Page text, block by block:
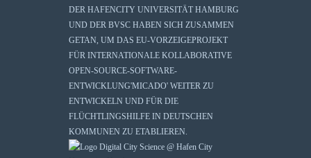
DER HAFENCITY UNIVERSITÄT HAMBURG
UND DER BVSC HABEN SICH ZUSAMMEN
GETAN, UM DAS EU-VORZEIGEPROJEKT
FÜR INTERNATIONALE KOLLABORATIVE
OPEN-SOURCE-SOFTWARE-
ENTWICKLUNG'MICADO' WEITER ZU
ENTWICKELN UND FÜR DIE
FLÜCHTLINGSHILFE IN DEUTSCHEN
KOMMUNEN ZU ETABLIEREN.